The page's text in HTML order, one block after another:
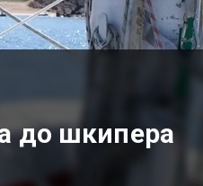
до шкипера